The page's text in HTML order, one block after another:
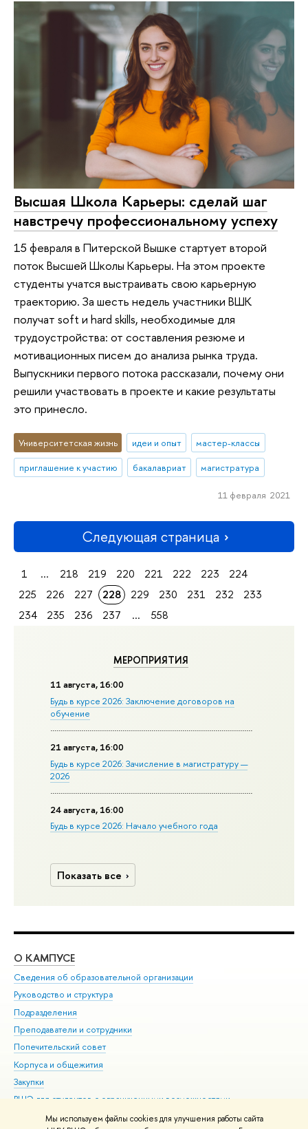
Мы используем файлы cookies для улучшения работы сайта
МЕРОПРИЯТИЯ
11 августа, 16:00
Будь в курсе 2026: Заключение договоров на
обучение
21 августа, 16:00
Будь в курсе 2026: Зачисление в магистратуру —
2026
24 августа, 16:00
Будь в курсе 2026: Начало учебного года
Показать все
Высшая Школа Карьеры: сделай шаг
навстречу профессиональному успеху
15 февраля в Питерской Вышке стартует второй
поток Высшей Школы Карьеры. На этом проекте
студенты учатся выстраивать свою карьерную
траекторию. За шесть недель участники ВШК
получат soft и hard skills, необходимые для
трудоустройства: от составления резюме и
мотивационных писем до анализа рынка труда.
Выпускники первого потока рассказали, почему они
решили участвовать в проекте и какие результаты
это принесло.
Университетская жизнь идеи и опыт
мастер-классы
приглашение к участию
бакалавриат магистратура
11 февраля 2021
Следующая страница
1 ... 218 219 220 221 222 223
224
225
226 227 228 229 230 231 232
233
234
235 236 237 ... 558
О КАМПУСЕ
Сведения об образовательной организации
Руководство и структура
Подразделения
Преподаватели и сотрудники
Попечительский совет
Корпуса и общежития
Закупки
ВШЭ для студентов с ограниченными возможностями
здоровья и инвалидностью